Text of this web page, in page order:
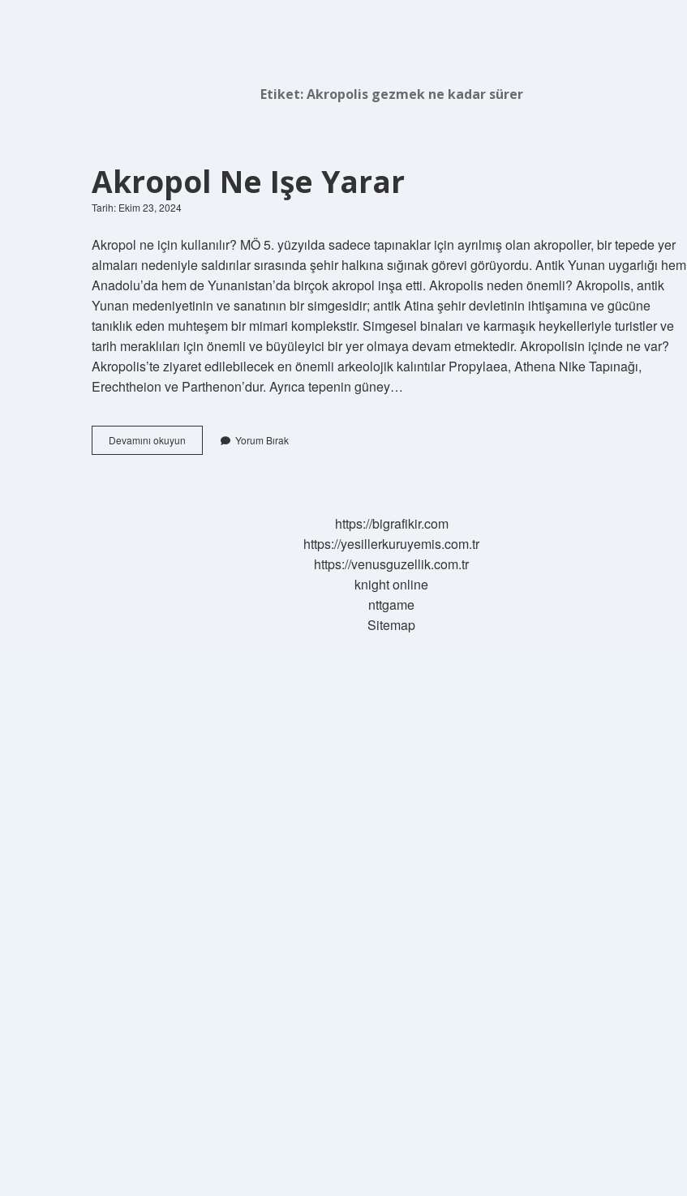
Etiket:Akropolis gezmek ne kadar sürer
Akropol Ne Işe Yarar
Tarih: Ekim 23, 2024
Akropol ne için kullanılır? MÖ 5. yüzyılda sadece tapınaklar için ayrılmış olan akropoller, bir tepede yer
almaları nedeniyle saldırılar sırasında şehir halkına sığınak görevi görüyordu. Antik Yunan uygarlığı hem
Anadolu’da hem de Yunanistan’da birçok akropol inşa etti. Akropolis neden önemli? Akropolis, antik
Yunan medeniyetinin ve sanatının bir simgesidir; antik Atina şehir devletinin ihtişamına ve gücüne
tanıklık eden muhteşem bir mimari komplekstir. Simgesel binaları ve karmaşık heykelleriyle turistler ve
tarih meraklıları için önemli ve büyüleyici bir yer olmaya devam etmektedir. Akropolisin içinde ne var?
Akropolis’te ziyaret edilebilecek en önemli arkeolojik kalıntılar Propylaea, Athena Nike Tapınağı,
Erechtheion ve Parthenon’dur. Ayrıca tepenin güney…
Devamını okuyun
Ne
Yorum Bırak
https://bigrafikir.com
https://yesillerkuruyemis.com.tr
https://venusguzellik.com.tr
knight online
nttgame
Sitemap